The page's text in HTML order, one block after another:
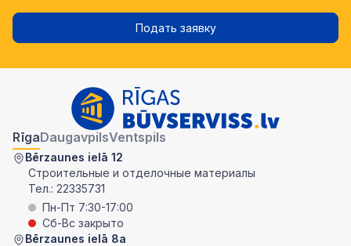
Подать заявку
RīgaDaugavpilsVentspils
Bērzaunes ielā 12
Строительные и отделочные материалы
Тел.: 22335731
Пн-Пт 7:30-17:00
Сб-Вс закрыто
Bērzaunes ielā 8a